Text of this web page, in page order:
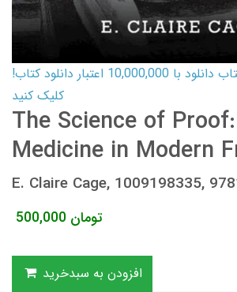
کارت اعتباری کتاب دانلود با 10,000,000 اعتبار دانلود کتاب!
کلیک کنید
The Science of
Medicine in Modern
E. Claire Cage, 1009198335,
500,000 تومان
افزودن به سبدخرید